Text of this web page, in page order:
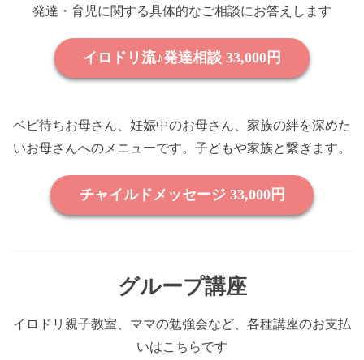
発達・育児に関する具体的なご相談にお答えします
ベビ待ちお母さん、妊娠中のお母さん、家族の絆を深めた
いお母さんへのメニューです。子どもや家族と繋ぎます。
グループ講座
イロドリ親子教室、ママの勉強会など、各種講座のお支払
いはこちらです